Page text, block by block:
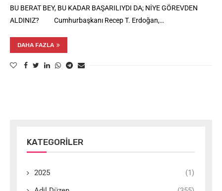
BU BERAT BEY, BU KADAR BAŞARILIYDI DA; NİYE GÖREVDEN
ALDINIZ? Cumhurbaşkanı Recep T. Erdoğan,…
DAHA FAZLA
KATEGORILER
2025
(1)